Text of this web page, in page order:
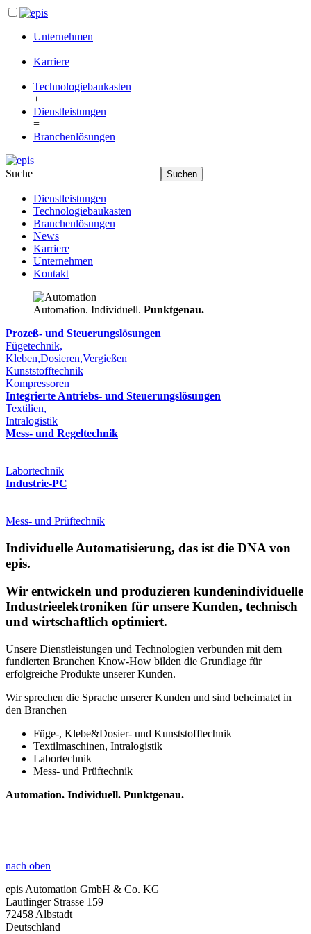
Unternehmen
Karriere
Technologiebaukasten
+
Dienstleistungen
=
Branchenlösungen
Suche
Dienstleistungen
Technologiebaukasten
Branchenlösungen
News
Karriere
Unternehmen
Kontakt
Automation. Individuell. Punktgenau.
Prozeß- und Steuerungslösungen
Fügetechnik,
Kleben,Dosieren,Vergießen
Kunststofftechnik
Kompressoren
Integrierte Antriebs- und Steuerungslösungen
Textilien,
Intralogistik
Mess- und Regeltechnik
Labortechnik
Industrie-PC
Mess- und Prüftechnik
Individuelle Automatisierung, das ist die DNA von
epis.
Wir entwickeln und produzieren kundenindividuelle
Industrieelektroniken für unsere Kunden, technisch
und wirtschaftlich optimiert.
Unsere Dienstleistungen und Technologien verbunden mit dem
fundierten Branchen Know-How bilden die Grundlage für
erfolgreiche Produkte unserer Kunden.
Wir sprechen die Sprache unserer Kunden und sind beheimatet in
den Branchen
Füge-, Klebe&Dosier- und Kunststofftechnik
Textilmaschinen, Intralogistik
Labortechnik
Mess- und Prüftechnik
Automation. Individuell. Punktgenau.
nach oben
epis Automation GmbH & Co. KG
Lautlinger Strasse 159
72458 Albstadt
Deutschland